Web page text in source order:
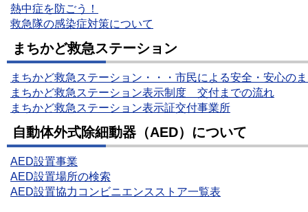
熱中症を防ごう！
救急隊の感染症対策について
まちかど救急ステーション
まちかど救急ステーション・・・市民による安全・安心の
まちかど救急ステーション表示制度 交付までの流れ
まちかど救急ステーション表示証交付事業所
自動体外式除細動器（AED）について
AED設置事業
AED設置場所の検索
AED設置協力コンビニエンスストア一覧表